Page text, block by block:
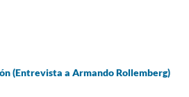
(Entrevista a Armando Rollemberg)